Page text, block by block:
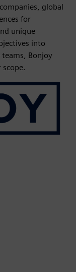
global
for
unique
into
Bonjoy